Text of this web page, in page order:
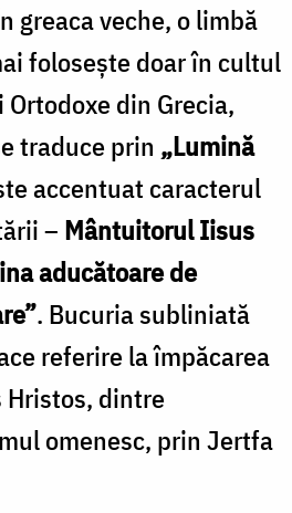
greaca veche, o limbă
folosește doar în cultul
din Grecia,
traduce prin „Lumină
accentuat caracterul
– Mântuitorul Iisus
aducătoare de
. Bucuria subliniată
referire la împăcarea
dintre
omenesc, prin Jertfa